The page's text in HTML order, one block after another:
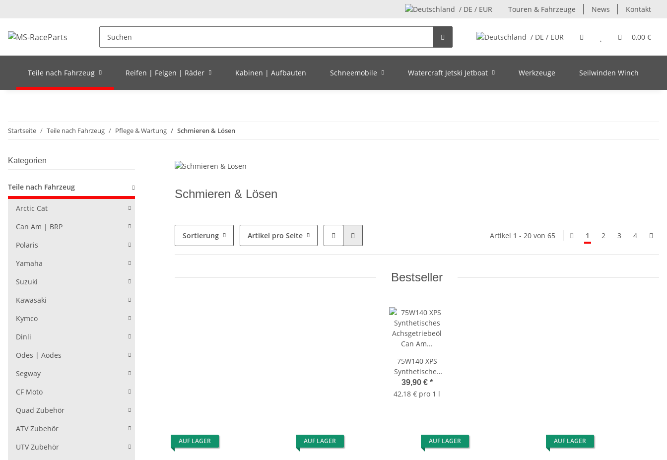
/ DE / EUR Touren & Fahrzeuge News Kontakt
/ DE / EUR 0,00 €
Teile nach Fahrzeug Reifen | Felgen | Räder Kabinen | Aufbauten Schneemobile Watercraft Jetski Jetboat Werkzeuge Seilwinden Winch
Startseite Teile nach Fahrzeug Pflege & Wartung Schmieren & Lösen
Schmieren & Lösen
Sortierung Artikel pro Seite Artikel 1 - 20 von 65 1 2 3 4
Bestseller
75W140 XPS
Synthetisches
Achsgetriebeöl
Can Am
39,90 € *
42,18 € pro 1 l
AUF LAGER AUF LAGER AUF LAGER AUF LAGER
Kategorien
Teile nach Fahrzeug
Arctic Cat
Can Am | BRP
Polaris
Yamaha
Suzuki
Kawasaki
Kymco
Dinli
Odes | Aodes
Segway
CF Moto
Quad Zubehör
ATV Zubehör
UTV Zubehör